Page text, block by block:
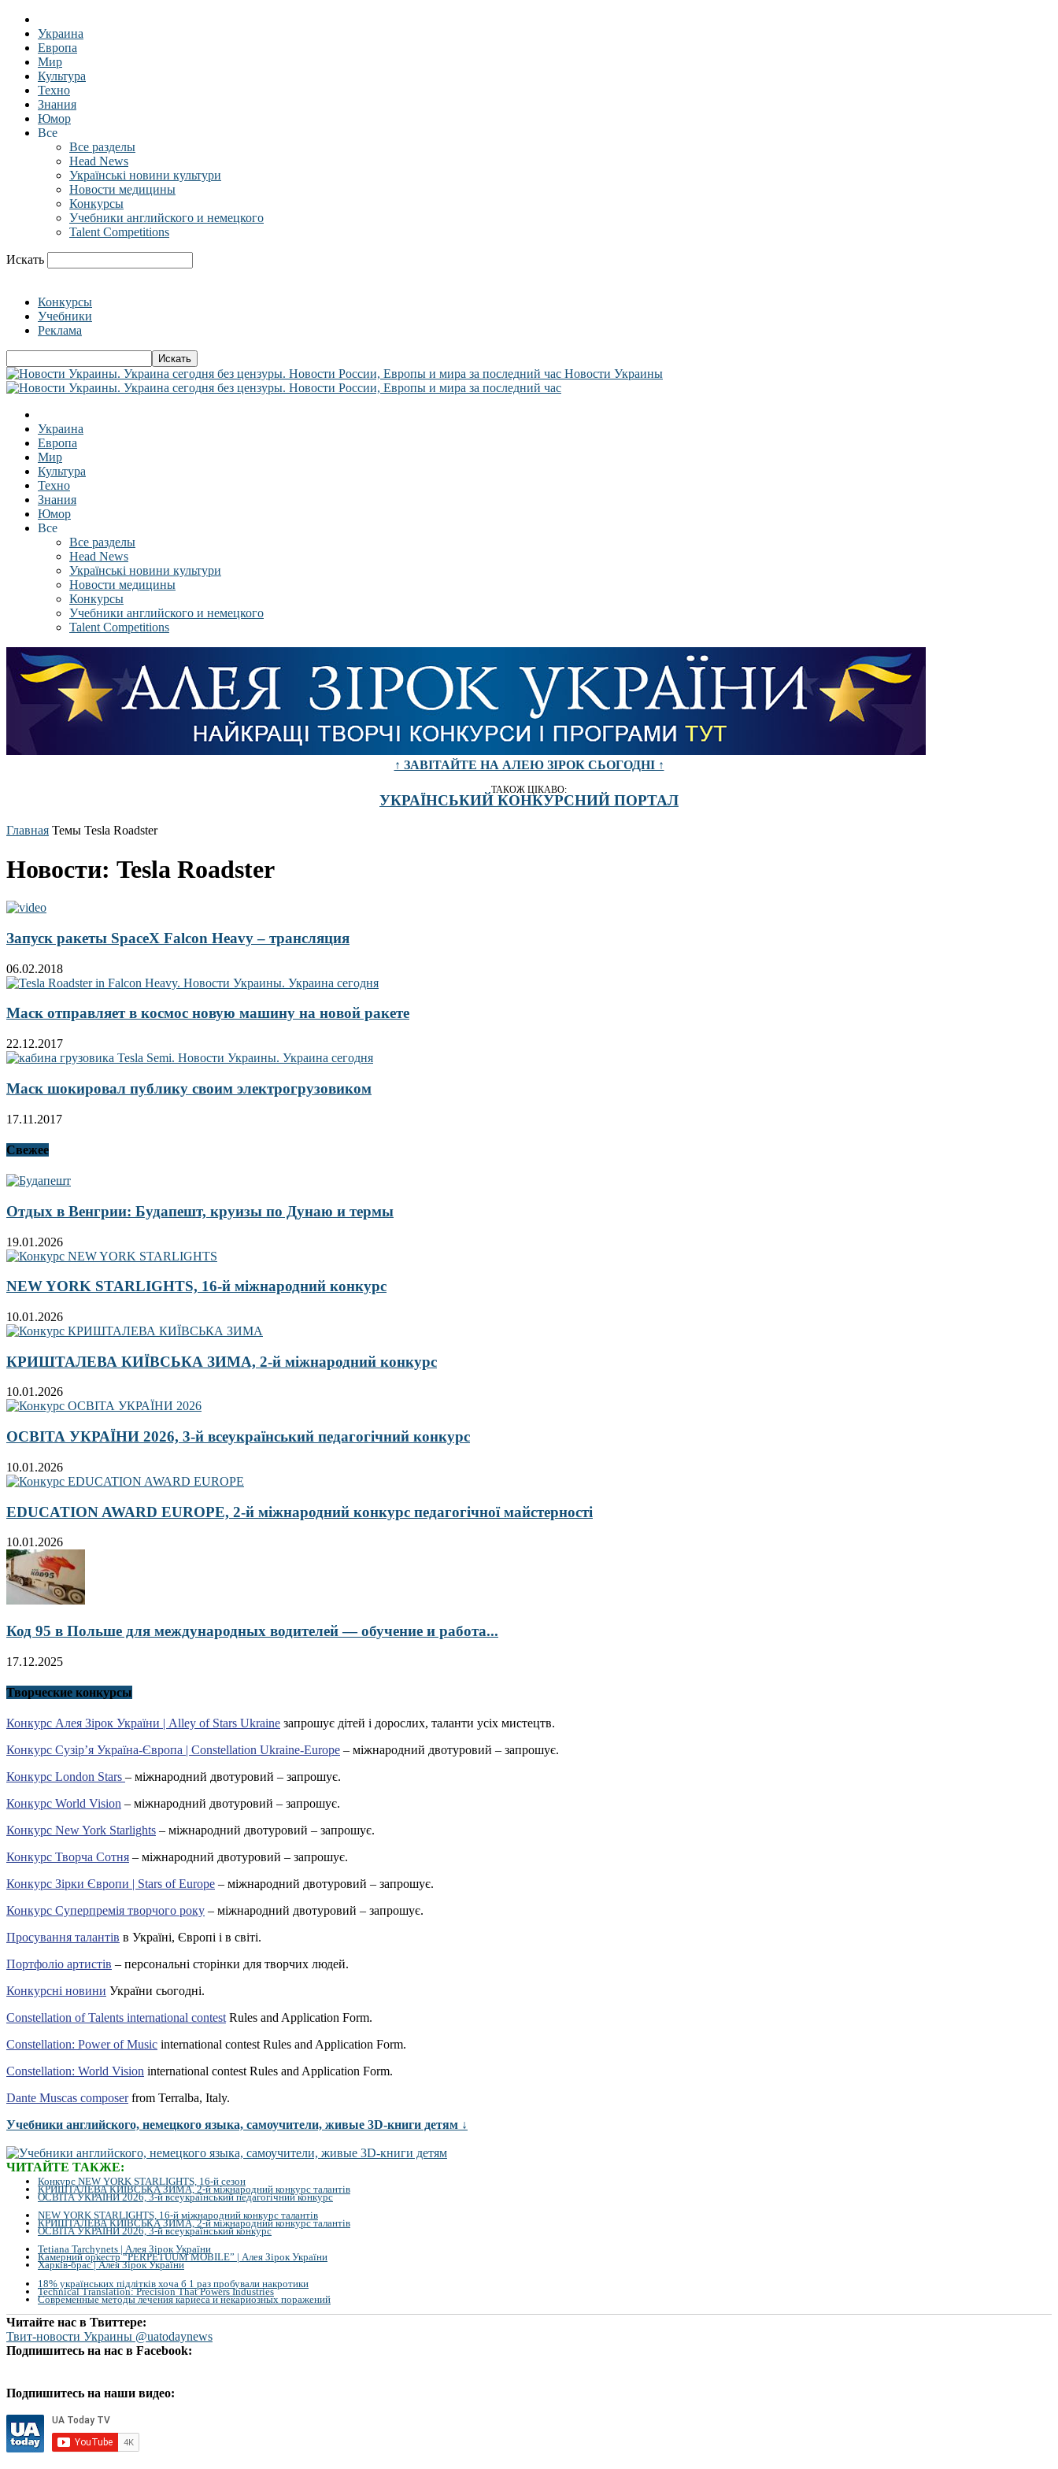
Украина
Европа
Мир
Культура
Техно
Знания
Юмор
Все
Все разделы
Head News
Українські новини культури
Новости медицины
Конкурсы
Учебники английского и немецкого
Talent Competitions
Искать
Конкурсы
Учебники
Реклама
Новости Украины
Украина
Европа
Мир
Культура
Техно
Знания
Юмор
Все
Все разделы
Head News
Українські новини культури
Новости медицины
Конкурсы
Учебники английского и немецкого
Talent Competitions
↑ ЗАВІТАЙТЕ НА АЛЕЮ ЗІРОК СЬОГОДНІ ↑
ТАКОЖ ЦІКАВО:
УКРАЇНСЬКИЙ КОНКУРСНИЙ ПОРТАЛ
Главная Темы Tesla Roadster
Новости: Tesla Roadster
Запуск ракеты SpaceX Falcon Heavy – трансляция
06.02.2018
Маск отправляет в космос новую машину на новой ракете
22.12.2017
Маск шокировал публику своим электрогрузовиком
17.11.2017
Свежее
Отдых в Венгрии: Будапешт, круизы по Дунаю и термы
19.01.2026
NEW YORK STARLIGHTS, 16-й міжнародний конкурс
10.01.2026
КРИШТАЛЕВА КИЇВСЬКА ЗИМА, 2-й міжнародний конкурс
10.01.2026
ОСВІТА УКРАЇНИ 2026, 3-й всеукраїнський педагогічний конкурс
10.01.2026
EDUCATION AWARD EUROPE, 2-й міжнародний конкурс педагогічної майстерності
10.01.2026
Код 95 в Польше для международных водителей — обучение и работа...
17.12.2025
Творческие конкурсы
Конкурс Алея Зірок України | Alley of Stars Ukraine запрошує дітей і дорослих, таланти усіх мистецтв.
Конкурс Сузір’я Україна-Європа | Constellation Ukraine-Europe – міжнародний двотуровий – запрошує.
Конкурс London Stars – міжнародний двотуровий – запрошує.
Конкурс World Vision – міжнародний двотуровий – запрошує.
Конкурс New York Starlights – міжнародний двотуровий – запрошує.
Конкурс Творча Сотня – міжнародний двотуровий – запрошує.
Конкурс Зірки Європи | Stars of Europe – міжнародний двотуровий – запрошує.
Конкурс Суперпремія творчого року – міжнародний двотуровий – запрошує.
Просування талантів в Україні, Європі і в світі.
Портфоліо артистів – персональні сторінки для творчих людей.
Конкурсні новини України сьогодні.
Constellation of Talents international contest Rules and Application Form.
Constellation: Power of Music international contest Rules and Application Form.
Constellation: World Vision international contest Rules and Application Form.
Dante Muscas composerfrom Terralba, Italy.
Учебники английского, немецкого языка, самоучители, живые 3D-книги детям ↓
ЧИТАЙТЕ ТАКЖЕ:
Конкурс NEW YORK STARLIGHTS, 16-й сезон
КРИШТАЛЕВА КИЇВСЬКА ЗИМА, 2-й міжнародний конкурс талантів
ОСВІТА УКРАЇНИ 2026, 3-й всеукраїнський педагогічний конкурс
NEW YORK STARLIGHTS, 16-й міжнародний конкурс талантів
КРИШТАЛЕВА КИЇВСЬКА ЗИМА, 2-й міжнародний конкурс талантів
ОСВІТА УКРАЇНИ 2026, 3-й всеукраїнський конкурс
Tetiana Tarchynets | Алея Зірок України
Камерний оркестр “PERPETUUM MOBILE” | Алея Зірок України
Харків-брас | Алея Зірок України
18% українських підлітків хоча б 1 раз пробували накротики
Technical Translation: Precision That Powers Industries
Современные методы лечения кариеса и некариозных поражений
Читайте нас в Твиттере:
Твит-новости Украины @uatodaynews
Подпишитесь на нас в Facebook:
Подпишитесь на наши видео: